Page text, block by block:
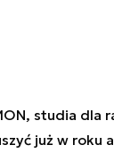
studia dla
już w roku